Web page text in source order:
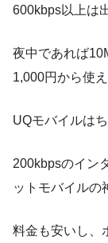
600kbps以上は
夜中であれば
1,000円から使
UQモバイルは
200kbpsのイン
ットモバイルの
料金も安いし、